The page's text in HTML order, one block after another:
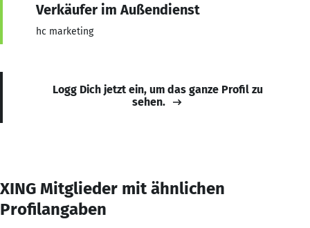
Verkäufer im Außendienst
hc marketing
Logg Dich jetzt ein, um das ganze Profil zu
sehen.
XING Mitglieder mit ähnlichen
Profilangaben